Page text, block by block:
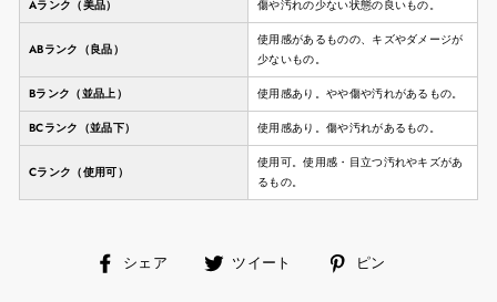
Aランク（美品） 傷や汚れの少ない状態の良いもの。
ABランク（良品）
使用感があるものの、キズやダメージが
少ないもの。
Bランク（並品上） 使用感あり。やや傷や汚れがあるもの。
BCランク（並品下） 使用感あり。傷や汚れがあるもの。
Cランク（使用可）
使用可。使用感・目立つ汚れやキズがあ
るもの。
シェア
facebookツイート ピン